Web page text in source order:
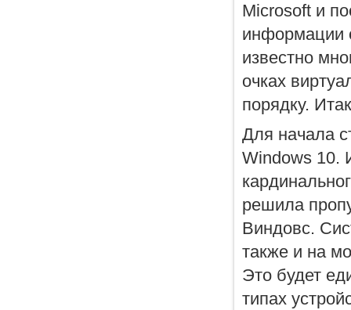
Microsoft и
информации
известно
очках
порядку.
Для начала
Windows 10.
решила
Виндовс.
также и на
Это будет
типах